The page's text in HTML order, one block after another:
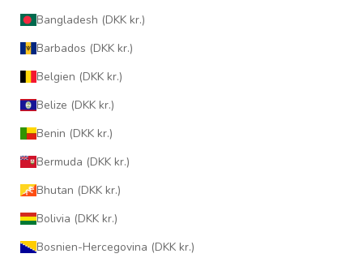
Bangladesh (DKK kr.)
Barbados (DKK kr.)
Belgien (DKK kr.)
Belize (DKK kr.)
Benin (DKK kr.)
Bermuda (DKK kr.)
Bhutan (DKK kr.)
Bolivia (DKK kr.)
Bosnien-Hercegovina (DKK kr.)